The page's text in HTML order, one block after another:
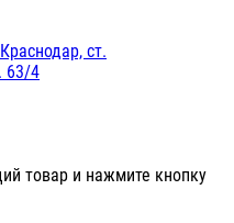
ст.
63/4
товар и нажмите кнопку